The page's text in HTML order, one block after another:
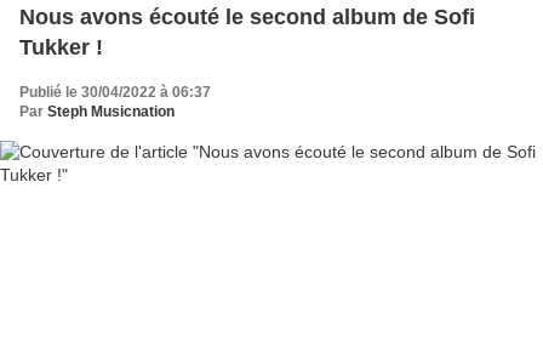
Nous avons écouté le second album de Sofi
Tukker !
Publié le 30/04/2022 à 06:37
Par Steph Musicnation